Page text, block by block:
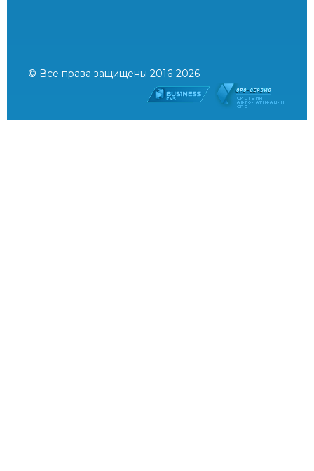
© Все права защищены 2016-2026